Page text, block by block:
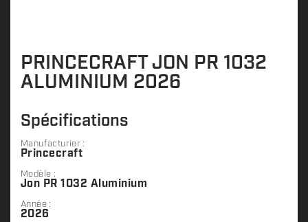
PRINCECRAFT JON PR 1032
ALUMINIUM 2026
Spécifications
Manufacturier :
Princecraft
Modèle :
Jon PR 1032 Aluminium
Année :
2026